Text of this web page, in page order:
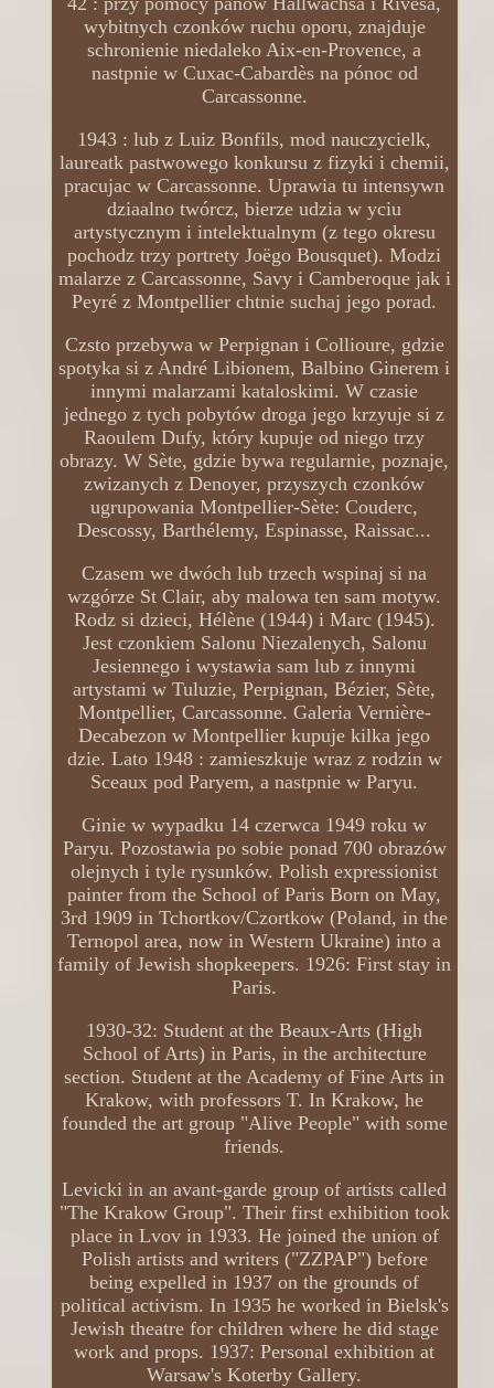
wybitnych czonków ruchu oporu, znajduje
schronienie niedaleko Aix-en-Provence, a
nastpnie w Cuxac-Cabardès na pónoc od
Carcassonne.
1943 : lub z Luiz Bonfils, mod nauczycielk,
laureatk pastwowego konkursu z fizyki i chemii,
pracujac w Carcassonne. Uprawia tu intensywn
dziaalno twórcz, bierze udzia w yciu
artystycznym i intelektualnym (z tego okresu
pochodz trzy portrety Joëgo Bousquet). Modzi
malarze z Carcassonne, Savy i Camberoque jak i
Peyré z Montpellier chtnie suchaj jego porad.
Czsto przebywa w Perpignan i Collioure, gdzie
spotyka si z André Libionem, Balbino Ginerem i
innymi malarzami kataloskimi. W czasie
jednego z tych pobytów droga jego krzyuje si z
Raoulem Dufy, który kupuje od niego trzy
obrazy. W Sète, gdzie bywa regularnie, poznaje,
zwizanych z Denoyer, przyszych czonków
ugrupowania Montpellier-Sète: Couderc,
Descossy, Barthélemy, Espinasse, Raissac...
Czasem we dwóch lub trzech wspinaj si na
wzgórze St Clair, aby malowa ten sam motyw.
Rodz si dzieci, Hélène (1944) i Marc (1945).
Jest czonkiem Salonu Niezalenych, Salonu
Jesiennego i wystawia sam lub z innymi
artystami w Tuluzie, Perpignan, Bézier, Sète,
Montpellier, Carcassonne. Galeria Vernière-
Decabezon w Montpellier kupuje kilka jego
dzie. Lato 1948 : zamieszkuje wraz z rodzin w
Sceaux pod Paryem, a nastpnie w Paryu.
Ginie w wypadku 14 czerwca 1949 roku w
Paryu. Pozostawia po sobie ponad 700 obrazów
olejnych i tyle rysunków. Polish expressionist
painter from the School of Paris Born on May,
3rd 1909 in Tchortkov/Czortkow (Poland, in the
Ternopol area, now in Western Ukraine) into a
family of Jewish shopkeepers. 1926: First stay in
Paris.
1930-32: Student at the Beaux-Arts (High
School of Arts) in Paris, in the architecture
section. Student at the Academy of Fine Arts in
Krakow, with professors T. In Krakow, he
founded the art group "Alive People" with some
friends.
Levicki in an avant-garde group of artists called
"The Krakow Group". Their first exhibition took
place in Lvov in 1933. He joined the union of
Polish artists and writers ("ZZPAP") before
being expelled in 1937 on the grounds of
political activism. In 1935 he worked in Bielsk's
Jewish theatre for children where he did stage
work and props. 1937: Personal exhibition at
Warsaw's Koterby Gallery.